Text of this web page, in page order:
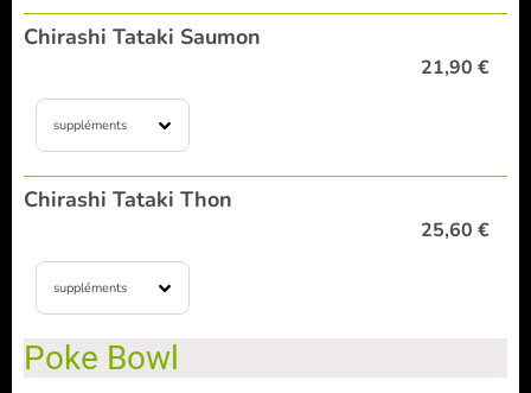
Chirashi Tataki Saumon
suppléments
21,90 €
Chirashi Tataki Thon
suppléments
25,60 €
Poke Bowl